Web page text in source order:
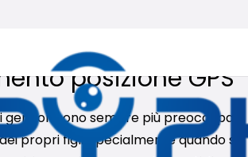
posizione GPS
i genitori sono sempre più preoccupati
propri figli, specialmente quando si